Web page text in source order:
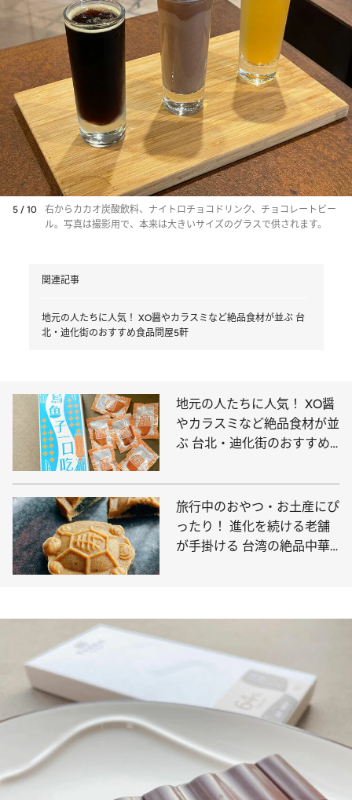
5 / 10
右からカカオ炭酸飲料、ナイトロチョコドリンク、チョコレートビー
ル。写真は撮影用で、本来は大きいサイズのグラスで供されます。
関連記事
地元の人たちに人気！ XO醤やカラスミなど絶品食材が並ぶ 台
北・迪化街のおすすめ食品問屋5軒
地元の人たちに人気！ XO醤
やカラスミなど絶品食材が並
ぶ 台北・迪化街のおすすめ
旅行中のおやつ・お土産にぴ
ったり！ 進化を続ける老舗
が手掛ける 台湾の絶品中華